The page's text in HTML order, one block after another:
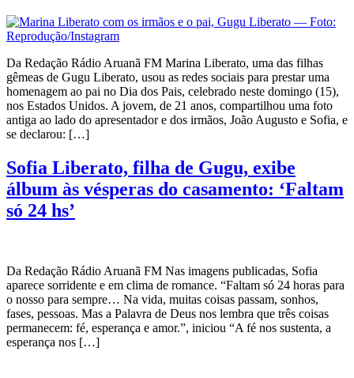
Da Redação Rádio Aruanã FM Marina Liberato, uma das filhas
gêmeas de Gugu Liberato, usou as redes sociais para prestar uma
homenagem ao pai no Dia dos Pais, celebrado neste domingo (15),
nos Estados Unidos. A jovem, de 21 anos, compartilhou uma foto
antiga ao lado do apresentador e dos irmãos, João Augusto e Sofia, e
se declarou: […]
Sofia Liberato, filha de Gugu, exibe
álbum às vésperas do casamento: ‘Faltam
só 24 hs’
Da Redação Rádio Aruanã FM Nas imagens publicadas, Sofia
aparece sorridente e em clima de romance. “Faltam só 24 horas para
o nosso para sempre… Na vida, muitas coisas passam, sonhos,
fases, pessoas. Mas a Palavra de Deus nos lembra que três coisas
permanecem: fé, esperança e amor.”, iniciou “A fé nos sustenta, a
esperança nos […]